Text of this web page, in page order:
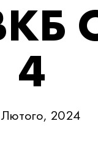
4
2024